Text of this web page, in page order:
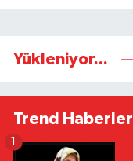
Yükleniyor...
Trend Haberler